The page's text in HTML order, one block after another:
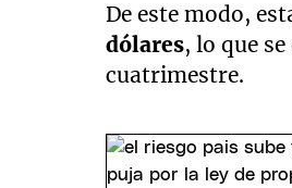
De este modo,
dólares, lo que
cuatrimestre.